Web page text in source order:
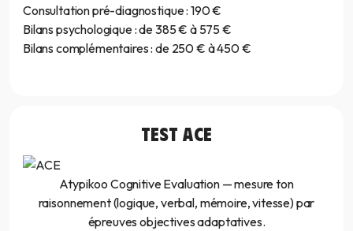
Consultation pré-diagnostique : 190 €
Bilans psychologique : de 385 € à 575 €
Bilans complémentaires : de 250 € à 450 €
TEST ACE
Atypikoo Cognitive Evaluation — mesure ton
raisonnement (logique, verbal, mémoire, vitesse) par
épreuves objectives adaptatives.